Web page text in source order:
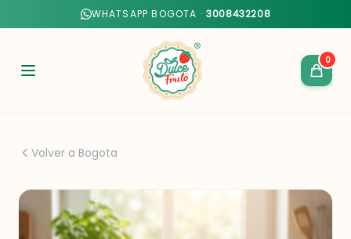
WHATSAPP BOGOTA ·3008432208
0
Volver a Bogota